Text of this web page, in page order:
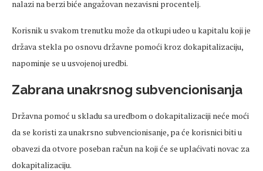
nalazi na berzi biće angažovan nezavisni procentelj.
Кorisnik u svakom trenutku može da otkupi udeo u kapitalu koji je
država stekla po osnovu državne pomoći kroz dokapitalizaciju,
napominje se u usvojenoj uredbi.
Zabrana unakrsnog subvencionisanja
Državna pomoć u skladu sa uredbom o dokapitalizaciji neće moći
da se koristi za unakrsno subvencionisanje, pa će korisnici biti u
obavezi da otvore poseban račun na koji će se uplaćivati novac za
dokapitalizaciju.